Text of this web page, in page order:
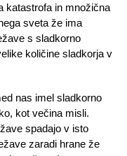
katastrofa in množična
sveta že ima
s sladkorno
količine sladkorja v
nas imel sladkorno
kot večina misli.
spadajo v isto
zaradi hrane že